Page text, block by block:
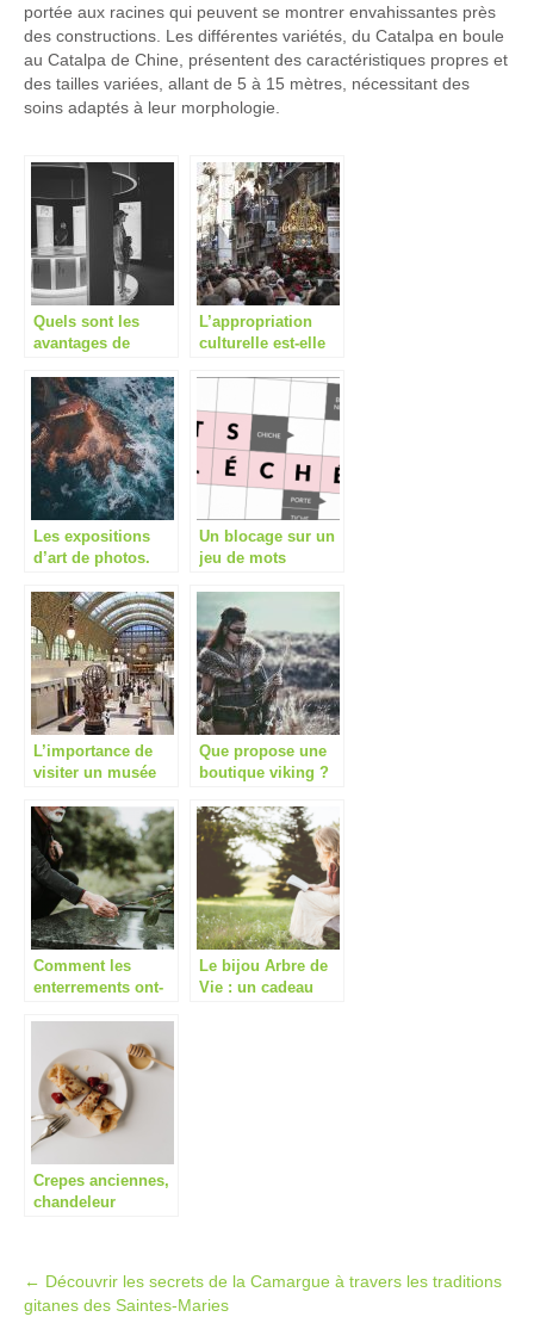
portée aux racines qui peuvent se montrer envahissantes près
des constructions. Les différentes variétés, du Catalpa en boule
au Catalpa de Chine, présentent des caractéristiques propres et
des tailles variées, allant de 5 à 15 mètres, nécessitant des
soins adaptés à leur morphologie.
Quels sont les
avantages de
culturelle ?
L’appropriation
culturelle est-elle
elle notre respect
pour les autres
cultures ?
Les expositions
d’art de photos.
Un blocage sur un
jeu de mots
Consultez un site
spécialisé
L’importance de
visiter un musée
Que propose une
boutique viking ?
Comment les
enterrements ont-
Le bijou Arbre de
Vie : un cadeau
Crepes anciennes,
chandeleur
Post
navigation
← Découvrir les secrets de la Camargue à travers les traditions
gitanes des Saintes-Maries